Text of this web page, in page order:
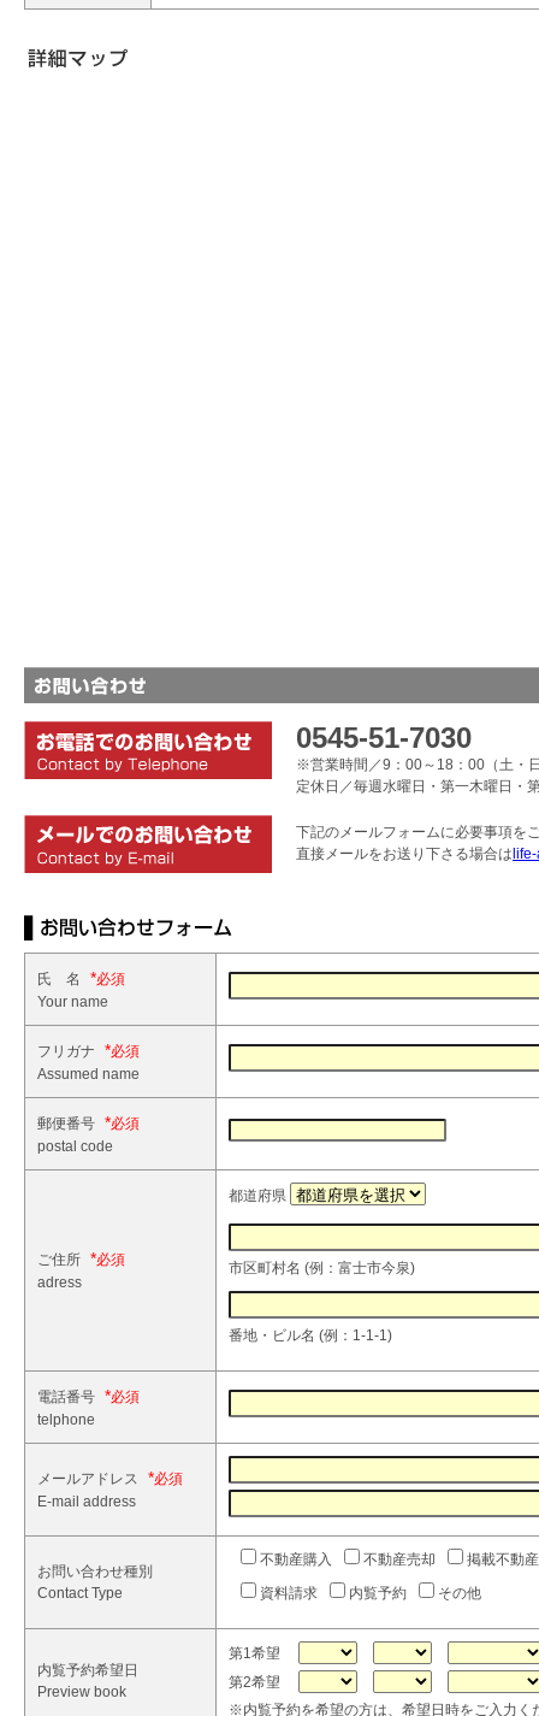
0545-51-7030
※営業時間／9：00～18：00（土・
定休日／毎週水曜日・第一木曜日・
下記のメールフォームに必要事項を
直接メールをお送り下さる場合は
氏 名 *
Your name
フリガナ *
Assumed name
郵便番号 *
postal code
ご住所 *
adress
都道府県
市区町村名 (例：富士市今泉)
番地・ビル名 (例：1-1-1)
電話番号 *
telphone
メールアドレス *
E-mail address
お問い合わせ種別
Contact Type
不動産購入 不動産売却
掲載不動
資料請求
内覧予約 その他
内覧予約希望日
Preview book
第1希望
第2希望
※内覧予約を希望の方は、希望日時をご入力く